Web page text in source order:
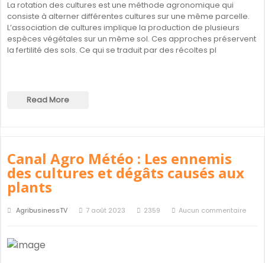
La rotation des cultures est une méthode agronomique qui
consiste à alterner différentes cultures sur une même parcelle.
L’association de cultures implique la production de plusieurs
espèces végétales sur un même sol. Ces approches préservent
la fertilité des sols. Ce qui se traduit par des récoltes pl
Read More
Canal Agro Météo : Les ennemis
des cultures et dégâts causés aux
plants
AgribusinessTV 7 août 2023 2359 Aucun commentaire